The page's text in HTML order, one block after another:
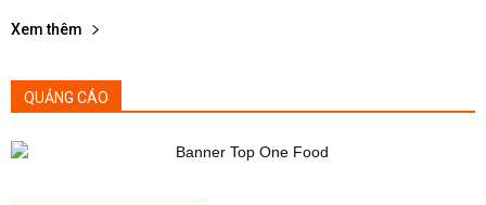
Xem thêm
QUẢNG CÁO